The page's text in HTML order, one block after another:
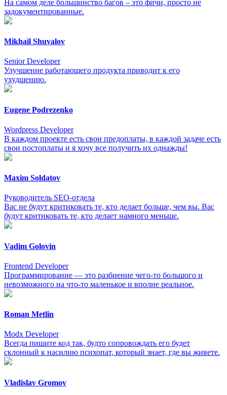
На самом деле большинство багов – это фичи, просто не
задокументированные.
Mikhail Shuvalov
Senior Developer
Улучшение работающего продукта приводит к его
ухудшению.
Eugene Podrezenko
Wordpress Developer
В каждом проекте есть свои предоплаты, в каждой задаче есть
свои постоплаты и я хочу все получить их однажды!
Maxim Soldatov
Руководитель SEO-отдела
Вас не будут критиковать те, кто делает больше, чем вы. Вас
будут критиковать те, кто делает намного меньше.
Vadim Golovin
Frontend Developer
Программирование — это разбиение чего-то большого и
невозможного на что-то маленькое и вполне реальное.
Roman Metlin
Modx Developer
Всегда пишите код так, будто сопровождать его будет
склонный к насилию психопат, который знает, где вы живете.
Vladislav Gromov